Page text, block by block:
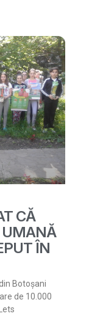
CĂ
UMANĂ
ÎN
Botoșani
de 10.000